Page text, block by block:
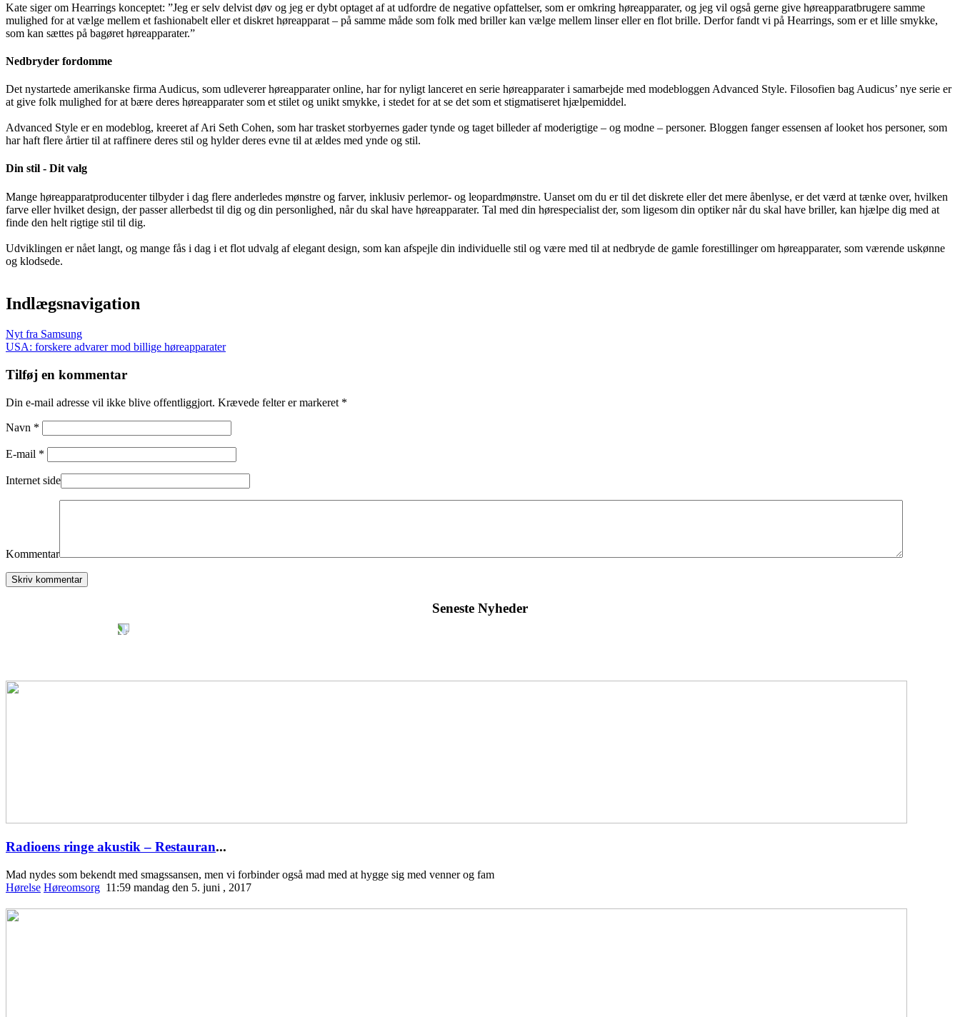
Kate siger om Hearrings konceptet: ”Jeg er selv delvist døv og jeg er dybt optaget af at udfordre de negative opfattelser, som er omkring høreapparater, og jeg vil også gerne give høreapparatbrugere samme
mulighed for at vælge mellem et fashionabelt eller et diskret høreapparat – på samme måde som folk med briller kan vælge mellem linser eller en flot brille. Derfor fandt vi på Hearrings, som er et lille smykke,
som kan sættes på bagøret høreapparater.”
Nedbryder fordomme
Det nystartede amerikanske firma Audicus, som udleverer høreapparater online, har for nyligt lanceret en serie høreapparater i samarbejde med modebloggen Advanced Style. Filosofien bag Audicus’ nye serie er
at give folk mulighed for at bære deres høreapparater som et stilet og unikt smykke, i stedet for at se det som et stigmatiseret hjælpemiddel.
Advanced Style er en modeblog, kreeret af Ari Seth Cohen, som har trasket storbyernes gader tynde og taget billeder af moderigtige – og modne – personer. Bloggen fanger essensen af looket hos personer, som
har haft flere årtier til at raffinere deres stil og hylder deres evne til at ældes med ynde og stil.
Din stil - Dit valg
Mange høreapparatproducenter tilbyder i dag flere anderledes mønstre og farver, inklusiv perlemor- og leopardmønstre. Uanset om du er til det diskrete eller det mere åbenlyse, er det værd at tænke over, hvilken
farve eller hvilket design, der passer allerbedst til dig og din personlighed, når du skal have høreapparater. Tal med din hørespecialist der, som ligesom din optiker når du skal have briller, kan hjælpe dig med at
finde den helt rigtige stil til dig.
Udviklingen er nået langt, og mange fås i dag i et flot udvalg af elegant design, som kan afspejle din individuelle stil og være med til at nedbryde de gamle forestillinger om høreapparater, som værende uskønne
og klodsede.
Indlægsnavigation
Nyt fra Samsung
USA: forskere advarer mod billige høreapparater
Tilføj en kommentar
Din e-mail adresse vil ikke blive offentliggjort. Krævede felter er markeret *
Navn *
E-mail *
Internet side
Kommentar
Seneste Nyheder
Radioens ringe akustik – Restauran...
Mad nydes som bekendt med smagssansen, men vi forbinder også mad med at hygge sig med venner og fam
Hørelse Høreomsorg 11:59 mandag den 5. juni , 2017